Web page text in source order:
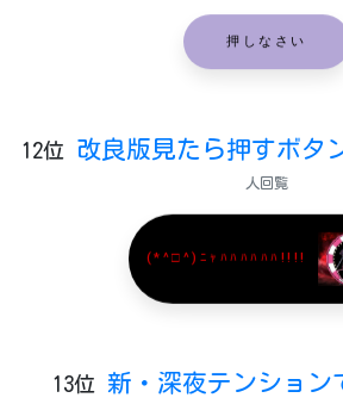
押しなさい
12位 改良版見たら押すボタ
人回覧
(*^□^)ﾆｬﾊﾊﾊﾊﾊﾊ!!!!
13位 新・深夜テンション